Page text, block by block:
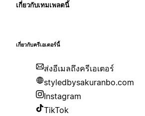
เกี่ยวกับเทมเพลตนี้
เกี่ยวกับครีเอเตอร์นี้
ส่งอีเมลถึงครีเอเตอร์
styledbysakuranbo.com
Instagram
TikTok